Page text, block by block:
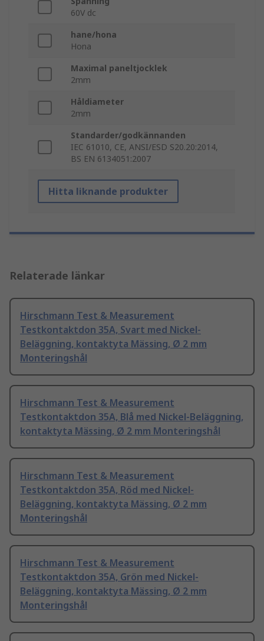
60V dc
hane/hona
Hona
Maximal paneltjocklek
2mm
Håldiameter
2mm
Standarder/godkännanden
IEC 61010, CE, ANSI/ESD S20.20:2014,
BS EN 6134051:2007
Hitta liknande produkter
Relaterade länkar
Hirschmann Test & Measurement
Testkontaktdon 35A, Svart med Nickel-
Beläggning, kontaktyta Mässing, Ø 2 mm
Monteringshål
Hirschmann Test & Measurement
Testkontaktdon 35A, Blå med Nickel-Beläggning,
kontaktyta Mässing, Ø 2 mm Monteringshål
Hirschmann Test & Measurement
Testkontaktdon 35A, Röd med Nickel-
Beläggning, kontaktyta Mässing, Ø 2 mm
Monteringshål
Hirschmann Test & Measurement
Testkontaktdon 35A, Grön med Nickel-
Beläggning, kontaktyta Mässing, Ø 2 mm
Monteringshål